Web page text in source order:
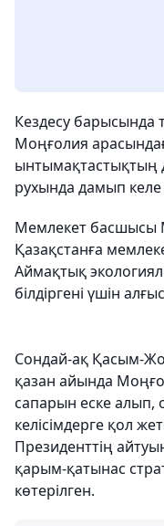
Кездесу барысында
Моңғолия
ынтымақтастықтың
рухында дамып келе
Мемлекет басшысы
Қазақстанға
Аймақтық
білдіргені үшін
Сондай-ақ Қасым-
қазан айында
сапарын еске алып,
келісімдерге қол
Президенттің
қарым-қатынас
көтерілген.